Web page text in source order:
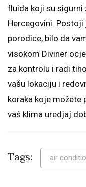
fluida koji su sigurni
Hercegovini.
porodice, bilo da
visokom Diviner
za kontrolu i radi
vašu lokaciju i
koraka koje možete
vaš klima uredjaj
Tags: air